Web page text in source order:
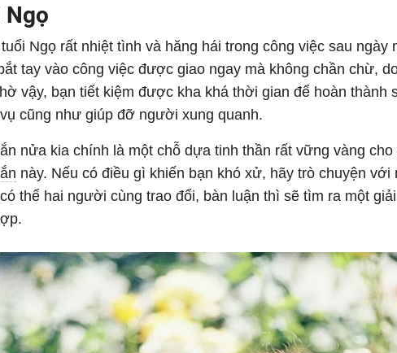
Ngọ
Ngọ rất nhiệt tình và hăng hái trong công việc sau ngày
tay vào công việc được giao ngay mà không chần chừ,
vậy, bạn tiết kiệm được kha khá thời gian để hoàn thành
cũng như giúp đỡ người xung quanh.
nửa kia chính là một chỗ dựa tinh thần rất vững vàng cho
này. Nếu có điều gì khiến bạn khó xử, hãy trò chuyện với
thể hai người cùng trao đổi, bàn luận thì sẽ tìm ra một